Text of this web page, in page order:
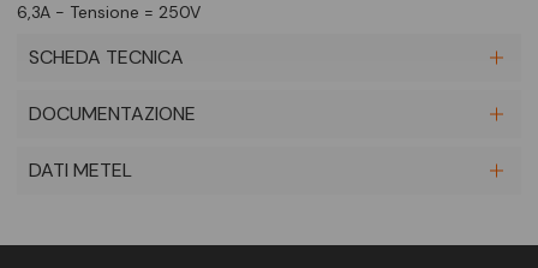
6,3A - Tensione = 250V
SCHEDA TECNICA
DOCUMENTAZIONE
DATI METEL